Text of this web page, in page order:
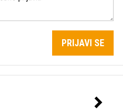
PRIJAVI SE